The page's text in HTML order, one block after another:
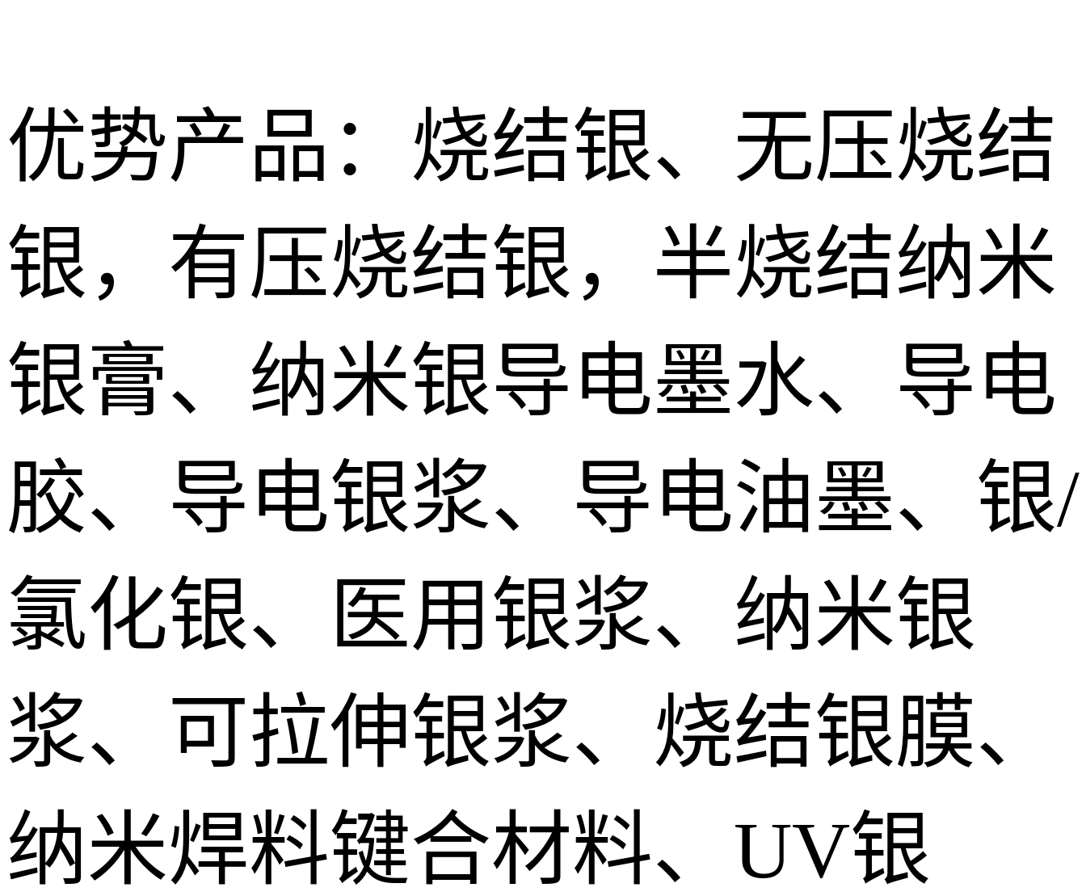
优势产品：烧结银、无压烧结
银，有压烧结银，半烧结纳米
银膏、纳米银导电墨水、导电
胶、导电银浆、导电油墨、银/
氯化银、医用银浆、纳米银
浆、可拉伸银浆、烧结银膜、
纳米焊料键合材料、UV银